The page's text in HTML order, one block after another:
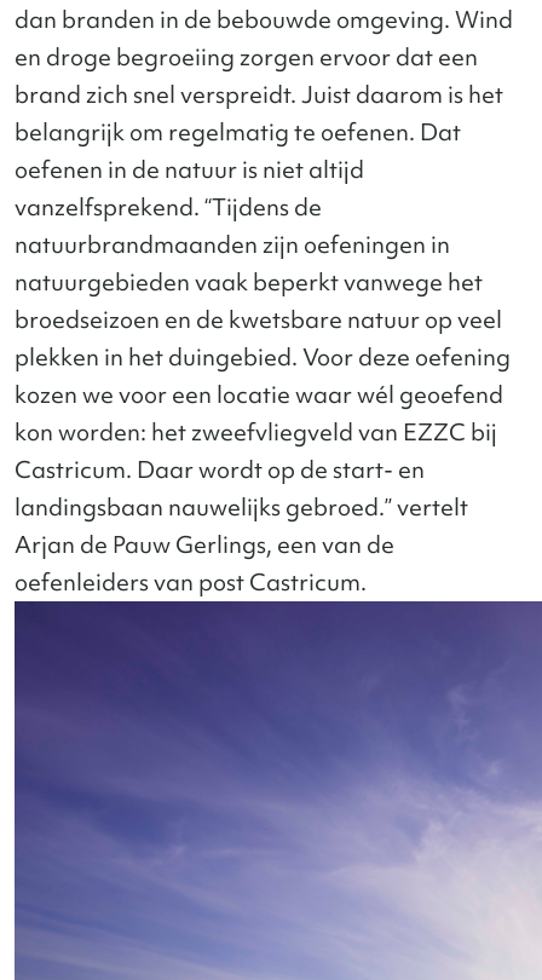
dan branden in de bebouwde omgeving. Wind
en droge begroeiing zorgen ervoor dat een
brand zich snel verspreidt. Juist daarom is het
belangrijk om regelmatig te oefenen. Dat
oefenen in de natuur is niet altijd
vanzelfsprekend. “Tijdens de
natuurbrandmaanden zijn oefeningen in
natuurgebieden vaak beperkt vanwege het
broedseizoen en de kwetsbare natuur op veel
plekken in het duingebied. Voor deze oefening
kozen we voor een locatie waar wél geoefend
kon worden: het zweefvliegveld van EZZC bij
Castricum. Daar wordt op de start- en
landingsbaan nauwelijks gebroed.” vertelt
Arjan de Pauw Gerlings, een van de
oefenleiders van post Castricum.